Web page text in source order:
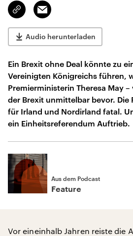
Link
kopieren/teilen
Email
Audio herunterladen
Ein Brexit ohne Deal könnte zu
Vereinigten Königreichs führen,
Premierministerin Theresa May
der Brexit unmittelbar bevor. Die
für Irland und Nordirland fatal.
ein Einheitsreferendum Auftrieb.
Aus dem Podcast
Feature
Vor eineinhalb Jahren reiste die